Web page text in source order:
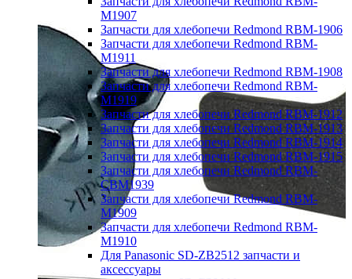
M1907
Запчасти для хлебопечи Redmond RBM-1906
Запчасти для хлебопечи Redmond RBM-
M1911
Запчасти для хлебопечи Redmond RBM-1908
Запчасти для хлебопечи Redmond RBM-
M1919
Запчасти для хлебопечи Redmond RBM-1912
Запчасти для хлебопечи Redmond RBM-1913
Запчасти для хлебопечи Redmond RBM-1914
Запчасти для хлебопечи Redmond RBM-1915
Запчасти для хлебопечи Redmond RBM-
CBM1939
Запчасти для хлебопечи Redmond RBM-
M1909
Запчасти для хлебопечи Redmond RBM-
M1910
Для Panasonic SD-ZB2512 запчасти и
аксессуары